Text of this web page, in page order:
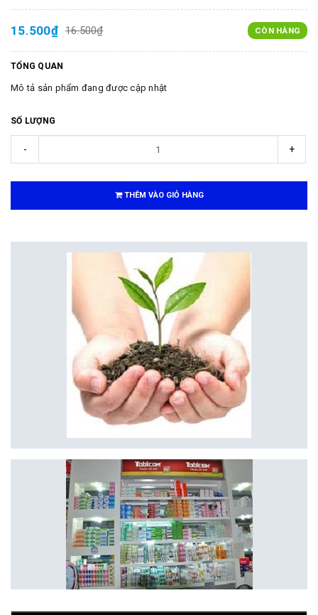
15.500₫ 16.500₫ CÒN HÀNG
TỔNG QUAN
Mô tả sản phẩm đang được cập nhật
SỐ LƯỢNG
- +
THÊM VÀO GIỎ HÀNG